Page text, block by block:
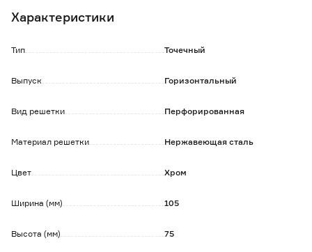
Характеристики
Тип Точечный
Выпуск Горизонтальный
Вид решетки Перфорированная
Материал решетки Нержавеющая сталь
Цвет Хром
Ширина (мм) 105
Высота (мм) 75